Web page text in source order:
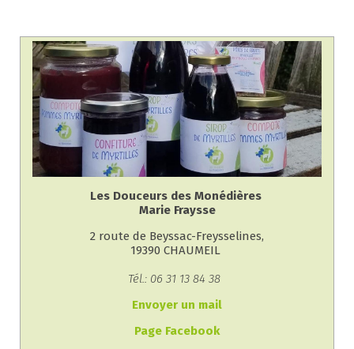
Les Douceurs des Monédières
Marie Fraysse
2 route de Beyssac-Freysselines,
19390 CHAUMEIL
Tél.: 06 31 13 84 38
Envoyer un mail
Page Facebook